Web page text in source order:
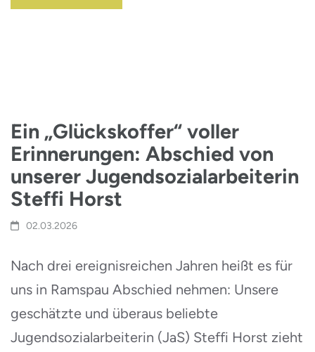
Ein „Glückskoffer“ voller
Erinnerungen: Abschied von
unserer Jugendsozialarbeiterin
Steffi Horst
02.03.2026
Nach drei ereignisreichen Jahren heißt es für
uns in Ramspau Abschied nehmen: Unsere
geschätzte und überaus beliebte
Jugendsozialarbeiterin (JaS) Steffi Horst zieht